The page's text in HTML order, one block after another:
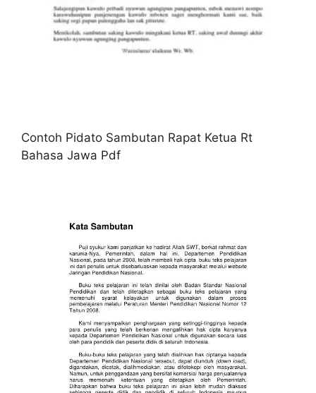
Contoh Pidato Sambutan Rapat Ketua Rt
Bahasa Jawa Pdf